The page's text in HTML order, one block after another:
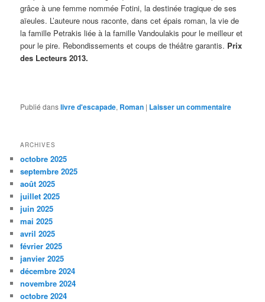
grâce à une femme nommée Fotini, la destinée tragique de ses
aïeules. L’auteure nous raconte, dans cet épais roman, la vie de
la famille Petrakis liée à la famille Vandoulakis pour le meilleur et
pour le pire. Rebondissements et coups de théâtre garantis. Prix
des Lecteurs 2013.
Publié danslivre d'escapade, Roman | Laisser un commentaire
ARCHIVES
octobre 2025
septembre 2025
août 2025
juillet 2025
juin 2025
mai 2025
avril 2025
février 2025
janvier 2025
décembre 2024
novembre 2024
octobre 2024